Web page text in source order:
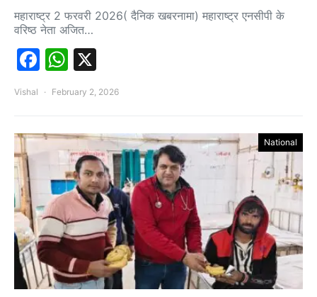
महाराष्ट्र 2 फरवरी 2026( दैनिक खबरनामा) महाराष्ट्र एनसीपी के
वरिष्ठ नेता अजित…
Facebook
WhatsApp
Vishal February 2, 2026
National